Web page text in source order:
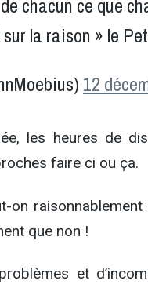
chacun ce que
sur la raison » le
12
les heures de
faire ci ou ça.
on
que non !
et